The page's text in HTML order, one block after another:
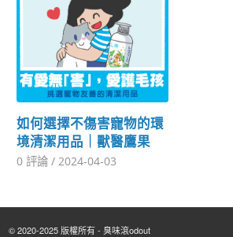
如何選擇不傷害寵物的環
境清潔用品｜獸醫鷹果
0 評論 / 2024-04-03
© 2020-2025 版權所有 - 臭味滾odout